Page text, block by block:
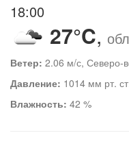
18:00
27°C,
Ветер: 2.06 м/с, Северо-
Давление: 1014 мм рт.
Влажность: 42 %